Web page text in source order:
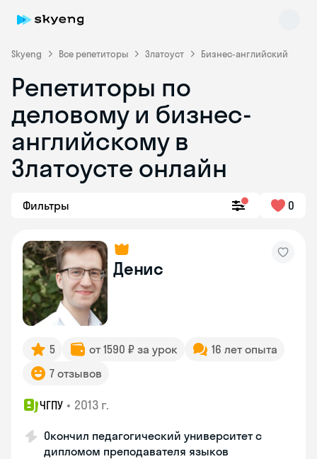
Skyeng Все репетиторы Златоуст Бизнес-английский
Репетиторы по
деловому и бизнес-
английскому в
Златоусте онлайн
Фильтры 0
Денис
5 от 1590 ₽ за урок
16 лет опыта
7 отзывов
ЧГПУ • 2013 г.
Окончил педагогический университет с
дипломом преподавателя языков
Skyeng Chat